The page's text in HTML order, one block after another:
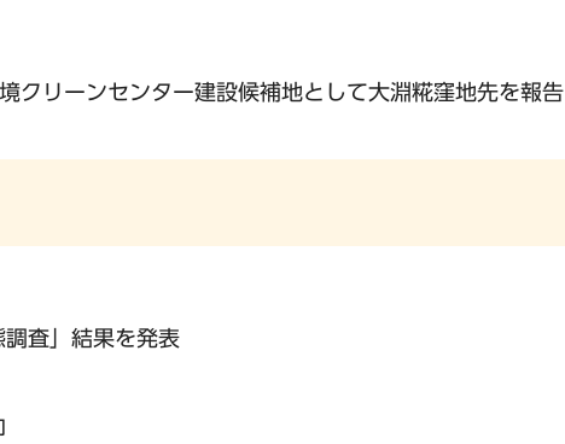
クリーンセンター建設候補地として大淵糀窪地先を報告
調査」結果を発表